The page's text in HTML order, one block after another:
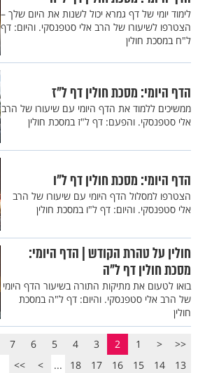
לימוד יומי של דף גמרא יכול לשנות את היום שלך –
הצטרפו לשיעורו של הרב אלי סטפנסקי. והיום: דף
ל"ח במסכת חולין
הדף היומי: מסכת חולין דף ל"ז
ממשיכים ללמוד את הדף היומי עם שיעורו של הרב
אלי סטפנסקי. והפעם: דף ל"ז במסכת חולין
הדף היומי: מסכת חולין דף ל"ו
הצטרפו למסלול הדף היומי עם שיעורו של הרב
אלי סטפנסקי. והיום: דף ל"ו במסכת חולין
חולין על טהרת הקודש | הדף היומי:
מסכת חולין דף ל"ה
בואו לטעום את מתיקות התורה בשיעור הדף היומי
של הרב אלי סטפנסקי. והיום: דף ל"ה במסכת
חולין
<<
<
1
2
3
4
5
6
7
13
14
15
16
17
18
...
>
>>